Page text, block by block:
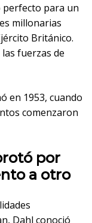
perfecto para un
millonarias
Británico.
fuerzas de
en 1953, cuando
comenzaron
por
a otro
Dahl conoció